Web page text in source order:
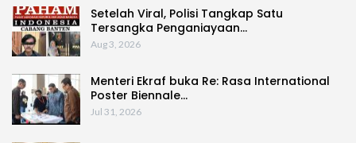
Setelah Viral, Polisi Tangkap Satu
Tersangka Penganiayaan…
Aug 3, 2026
Menteri Ekraf buka Re: Rasa International
Poster Biennale…
Jul 31, 2026